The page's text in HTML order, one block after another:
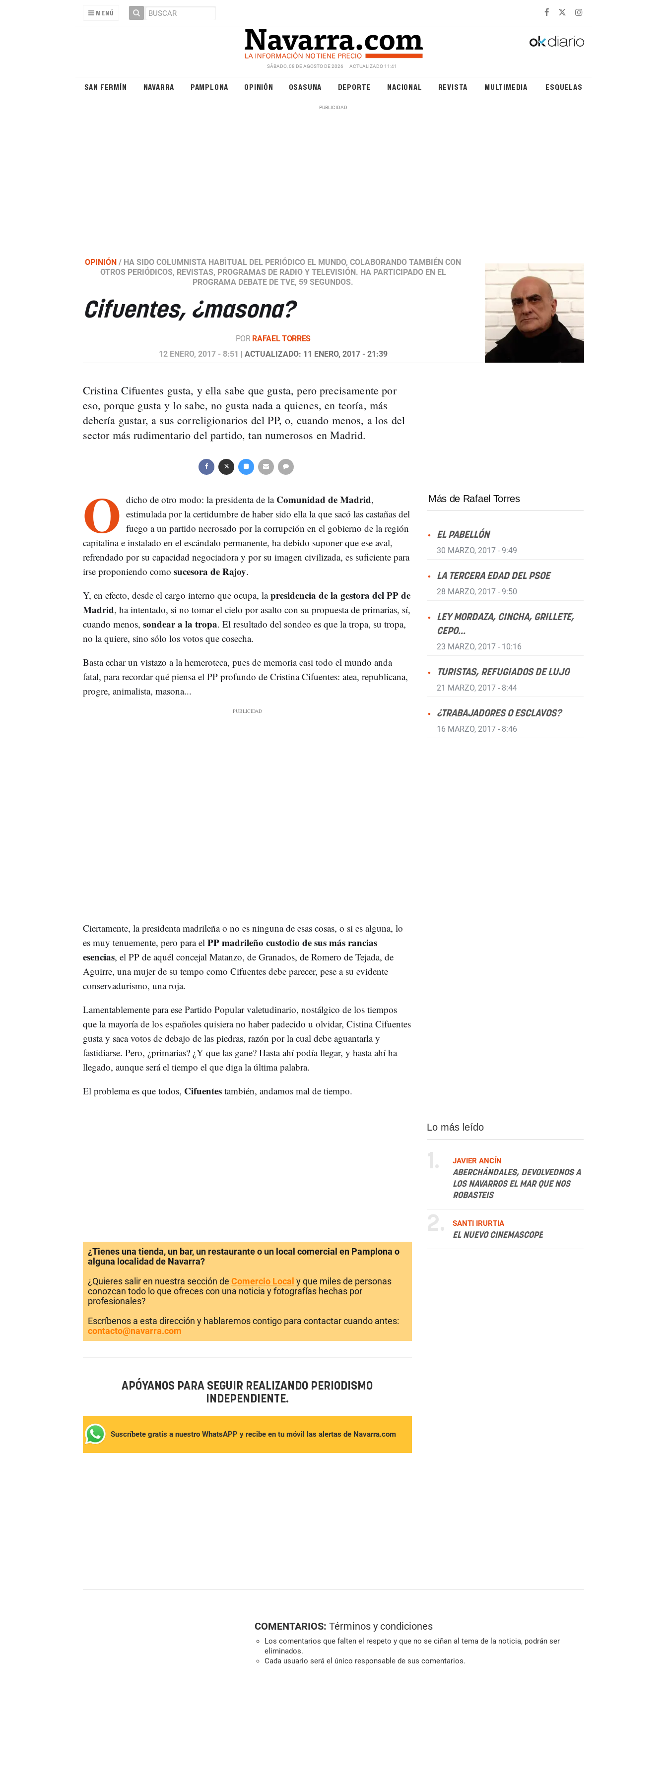
MENÚ
SÁBADO, 08 DE AGOSTO DE 2026 ACTUALIZADO 11:41
SAN FERMÍN NAVARRA PAMPLONA OPINIÓN OSASUNA DEPORTE NACIONAL REVISTA MULTIMEDIA ESQUELAS
OPINIÓN/ HA SIDO COLUMNISTA HABITUAL DEL PERIÓDICO EL MUNDO, COLABORANDO TAMBIÉN CON
OTROS PERIÓDICOS, REVISTAS, PROGRAMAS DE RADIO Y TELEVISIÓN. HA PARTICIPADO EN EL
PROGRAMA DEBATE DE TVE, 59 SEGUNDOS.
Cifuentes, ¿masona?
POR RAFAEL TORRES
12 ENERO, 2017 - 8:51 | ACTUALIZADO: 11 ENERO, 2017 - 21:39
Cristina Cifuentes gusta, y ella sabe que gusta, pero precisamente por
eso, porque gusta y lo sabe, no gusta nada a quienes, en teoría, más
debería gustar, a sus correligionarios del PP, o, cuando menos, a los del
sector más rudimentario del partido, tan numerosos en Madrid.
O dicho de otro modo: la presidenta de la Comunidad de Madrid,
estimulada por la certidumbre de haber sido ella la que sacó las castañas del
fuego a un partido necrosado por la corrupción en el gobierno de la región
capitalina e instalado en el escándalo permanente, ha debido suponer que ese aval,
refrendado por su capacidad negociadora y por su imagen civilizada, es suficiente para
irse proponiendo como sucesora de Rajoy.
Y, en efecto, desde el cargo interno que ocupa, lapresidencia de la gestora del PP de
Madrid, ha intentado, si no tomar el cielo por asalto con su propuesta de primarias, sí,
cuando menos, sondear a la tropa. El resultado del sondeo es que la tropa, su tropa,
no la quiere, sino sólo los votos que cosecha.
Basta echar un vistazo a la hemeroteca, pues de memoria casi todo el mundo anda
fatal, para recordar qué piensa el PP profundo de Cristina Cifuentes: atea, republicana,
progre, animalista, masona...
Ciertamente, la presidenta madrileña o no es ninguna de esas cosas, o si es alguna, lo
es muy tenuemente, pero para el PP madrileño custodio de sus más rancias
esencias, el PP de aquél concejal Matanzo, de Granados, de Romero de Tejada, de
Aguirre, una mujer de su tempo como Cifuentes debe parecer, pese a su evidente
conservadurismo, una roja.
Lamentablemente para ese Partido Popular valetudinario, nostálgico de los tiempos
que la mayoría de los españoles quisiera no haber padecido u olvidar, Cistina Cifuentes
gusta y saca votos de debajo de las piedras, razón por la cual debe aguantarla y
fastidiarse. Pero, ¿primarias? ¿Y que las gane? Hasta ahí podía llegar, y hasta ahí ha
llegado, aunque será el tiempo el que diga la última palabra.
El problema es que todos, Cifuentes también, andamos mal de tiempo.
Más de Rafael Torres
EL PABELLÓN
30 MARZO, 2017 - 9:49
LA TERCERA EDAD DEL PSOE
28 MARZO, 2017 - 9:50
LEY MORDAZA, CINCHA, GRILLETE,
CEPO...
23 MARZO, 2017 - 10:16
TURISTAS, REFUGIADOS DE LUJO
21 MARZO, 2017 - 8:44
¿TRABAJADORES O ESCLAVOS?
16 MARZO, 2017 - 8:46
¿Tienes una tienda, un bar, un restaurante o un local comercial en Pamplona o
alguna localidad de Navarra?
¿Quieres salir en nuestra sección de Comercio Local y que miles de personas
conozcan todo lo que ofreces con una noticia y fotografías hechas por
profesionales?
Escríbenos a esta dirección y hablaremos contigo para contactar cuando antes:
contacto@navarra.com
APÓYANOS PARA SEGUIR REALIZANDO PERIODISMO
INDEPENDIENTE.
Suscríbete gratis a nuestro WhatsAPP y recibe en tu móvil las alertas de Navarra.com
Lo más leído
1.
JAVIER ANCÍN
ABERCHÁNDALES, DEVOLVEDNOS A
LOS NAVARROS EL MAR QUE NOS
ROBASTEIS
2.
SANTI IRURTIA
EL NUEVO CINEMASCOPE
COMENTARIOS:Términos y condiciones
Los comentarios que falten el respeto y que no se ciñan al tema de la noticia, podrán ser
eliminados.
Cada usuario será el único responsable de sus comentarios.